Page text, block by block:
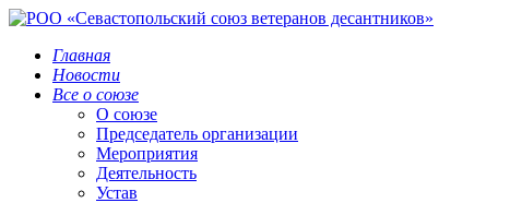
Главная
Новости
Все о союзе
О союзе
Председатель организации
Мероприятия
Деятельность
Устав